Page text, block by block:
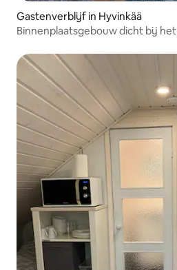
Gastenverblijf in Hyvinkää
Binnenplaatsgebouw dicht bij